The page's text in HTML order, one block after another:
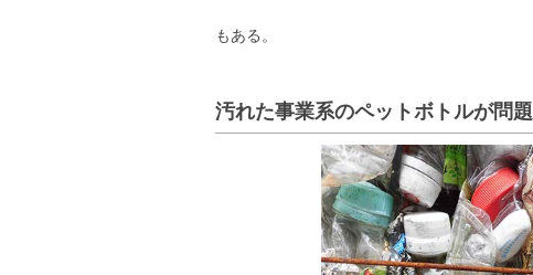
もある。
汚れた事業系のペットボトルが問題